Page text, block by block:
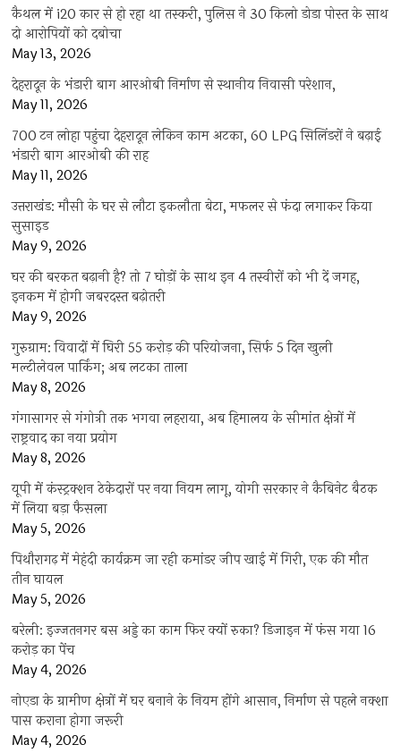
कैथल में i20 कार से हो रहा था तस्करी, पुलिस ने 30 किलो डोडा पोस्त के साथ
दो आरोपियों को दबोचा
May 13, 2026
देहरादून के भंडारी बाग आरओबी निर्माण से स्थानीय निवासी परेशान,
May 11, 2026
700 टन लोहा पहुंचा देहरादून लेकिन काम अटका, 60 LPG सिलिंडरों ने बढ़ाई
भंडारी बाग आरओबी की राह
May 11, 2026
उत्तराखंड: मौसी के घर से लौटा इकलौता बेटा, मफलर से फंदा लगाकर किया
सुसाइड
May 9, 2026
घर की बरकत बढ़ानी है? तो 7 घोड़ों के साथ इन 4 तस्वीरों को भी दें जगह,
इनकम में होगी जबरदस्त बढ़ोतरी
May 9, 2026
गुरुग्राम: विवादों में घिरी 55 करोड़ की परियोजना, सिर्फ 5 दिन खुली
मल्टीलेवल पार्किंग; अब लटका ताला
May 8, 2026
गंगासागर से गंगोत्री तक भगवा लहराया, अब हिमालय के सीमांत क्षेत्रों में
राष्ट्रवाद का नया प्रयोग
May 8, 2026
यूपी में कंस्ट्रक्शन ठेकेदारों पर नया नियम लागू, योगी सरकार ने कैबिनेट बैठक
में लिया बड़ा फैसला
May 5, 2026
पिथौरागढ़ में मेहंदी कार्यक्रम जा रही कमांडर जीप खाई में गिरी, एक की मौत
तीन घायल
May 5, 2026
बरेली: इज्जतनगर बस अड्डे का काम फिर क्यों रुका? डिजाइन में फंस गया 16
करोड़ का पेंच
May 4, 2026
नोएडा के ग्रामीण क्षेत्रों में घर बनाने के नियम होंगे आसान, निर्माण से पहले नक्शा
पास कराना होगा जरूरी
May 4, 2026